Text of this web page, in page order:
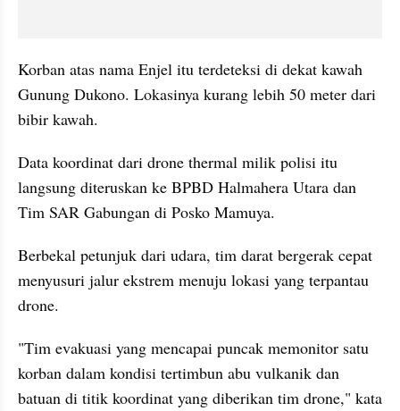
Korban atas nama Enjel itu terdeteksi di dekat kawah
Gunung Dukono. Lokasinya kurang lebih 50 meter dari
bibir kawah.
Data koordinat dari drone thermal milik polisi itu
langsung diteruskan ke BPBD Halmahera Utara dan
Tim SAR Gabungan di Posko Mamuya.
Berbekal petunjuk dari udara, tim darat bergerak cepat
menyusuri jalur ekstrem menuju lokasi yang terpantau
drone.
"Tim evakuasi yang mencapai puncak memonitor satu
korban dalam kondisi tertimbun abu vulkanik dan
batuan di titik koordinat yang diberikan tim drone," kata